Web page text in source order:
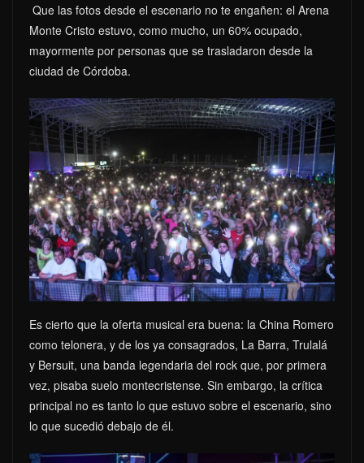
Que las fotos desde el escenario no te engañen: el Arena
Monte Cristo estuvo, como mucho, un 60% ocupado,
mayormente por personas que se trasladaron desde la
ciudad de Córdoba.
Es cierto que la oferta musical era buena: la China Romero
como telonera, y de los ya consagrados, La Barra, Trulalá
y Bersuit, una banda legendaria del rock que, por primera
vez, pisaba suelo montecristense. Sin embargo, la crítica
principal no es tanto lo que estuvo sobre el escenario, sino
lo que sucedió debajo de él.